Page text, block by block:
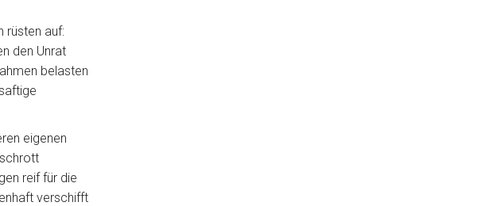
rüsten auf:
den Unrat
belasten
eigenen
reif für die
verschifft